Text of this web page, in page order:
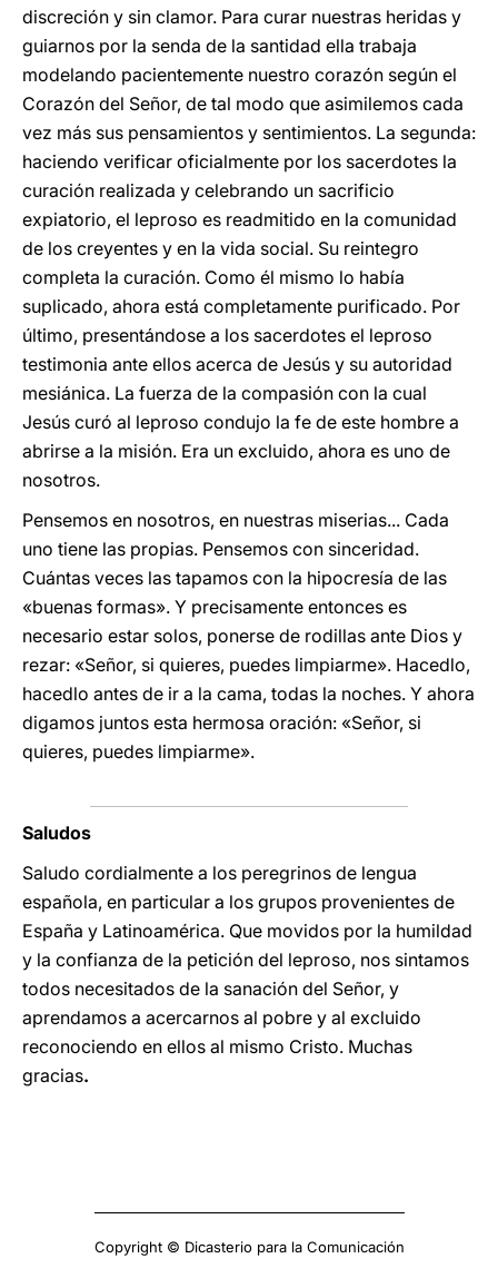
discreción y sin clamor. Para curar nuestras heridas y
guiarnos por la senda de la santidad ella trabaja
modelando pacientemente nuestro corazón según el
Corazón del Señor, de tal modo que asimilemos cada
vez más sus pensamientos y sentimientos. La segunda:
haciendo verificar oficialmente por los sacerdotes la
curación realizada y celebrando un sacrificio
expiatorio, el leproso es readmitido en la comunidad
de los creyentes y en la vida social. Su reintegro
completa la curación. Como él mismo lo había
suplicado, ahora está completamente purificado. Por
último, presentándose a los sacerdotes el leproso
testimonia ante ellos acerca de Jesús y su autoridad
mesiánica. La fuerza de la compasión con la cual
Jesús curó al leproso condujo la fe de este hombre a
abrirse a la misión. Era un excluido, ahora es uno de
nosotros.
Pensemos en nosotros, en nuestras miserias... Cada
uno tiene las propias. Pensemos con sinceridad.
Cuántas veces las tapamos con la hipocresía de las
«buenas formas». Y precisamente entonces es
necesario estar solos, ponerse de rodillas ante Dios y
rezar: «Señor, si quieres, puedes limpiarme». Hacedlo,
hacedlo antes de ir a la cama, todas la noches. Y ahora
digamos juntos esta hermosa oración: «Señor, si
quieres, puedes limpiarme».
Saludos
Saludo cordialmente a los peregrinos de lengua
española, en particular a los grupos provenientes de
España y Latinoamérica. Que movidos por la humildad
y la confianza de la petición del leproso, nos sintamos
todos necesitados de la sanación del Señor, y
aprendamos a acercarnos al pobre y al excluido
reconociendo en ellos al mismo Cristo. Muchas
gracias.
Copyright © Dicasterio para la Comunicación